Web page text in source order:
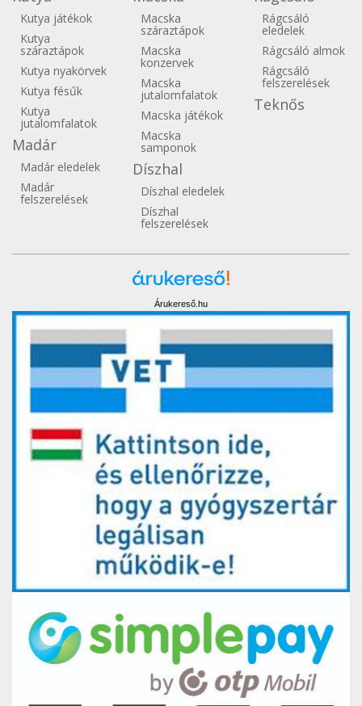
Kutya játékok
Kutya
száraztápok
Kutya nyakörvek
Kutya fésűk
Kutya
jutalomfalatok
Madár
Madár eledelek
Madár
felszerelések
Macska
száraztápok
Macska
konzervek
Macska
jutalomfalatok
Macska játékok
Macska
samponok
Díszhal
Díszhal eledelek
Díszhal
felszerelések
Rágcsáló
eledelek
Rágcsáló almok
Rágcsáló
felszerelések
Teknős
Árukereső.hu